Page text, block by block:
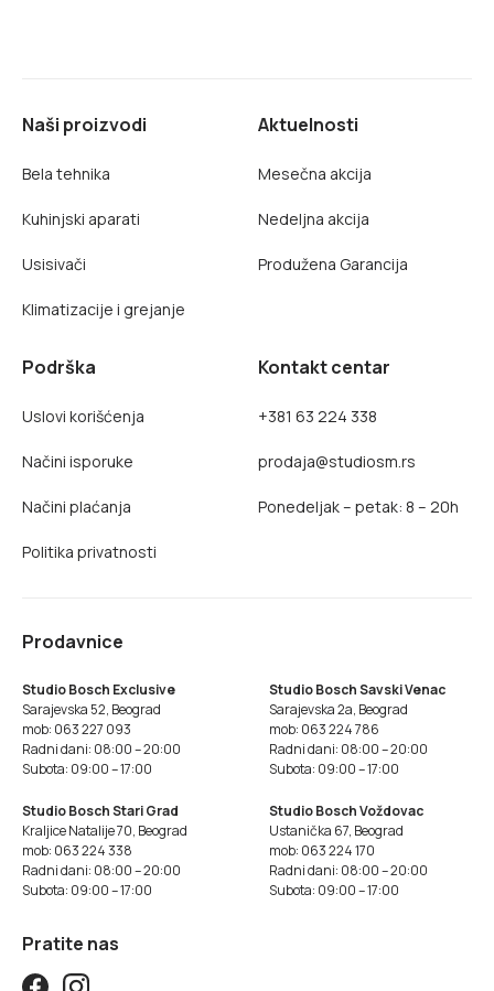
Naši proizvodi
Bela tehnika
Kuhinjski aparati
Usisivači
Klimatizacije i grejanje
Aktuelnosti
Mesečna akcija
Nedeljna akcija
Produžena Garancija
Podrška
Uslovi korišćenja
Načini isporuke
Načini plaćanja
Politika privatnosti
Kontakt centar
+381 63 224 338
prodaja@studiosm.rs
Ponedeljak – petak: 8 – 20h
Prodavnice
Studio Bosch Exclusive
Sarajevska 52, Beograd
mob: 063 227 093
Radni dani: 08:00 – 20:00
Subota: 09:00 – 17:00
Studio Bosch Savski Venac
Sarajevska 2a, Beograd
mob: 063 224 786
Radni dani: 08:00 – 20:00
Subota: 09:00 – 17:00
Studio Bosch Stari Grad
Kraljice Natalije 70, Beograd
mob: 063 224 338
Radni dani: 08:00 – 20:00
Subota: 09:00 – 17:00
Studio Bosch Voždovac
Ustanička 67, Beograd
mob: 063 224 170
Radni dani: 08:00 – 20:00
Subota: 09:00 – 17:00
Pratite nas